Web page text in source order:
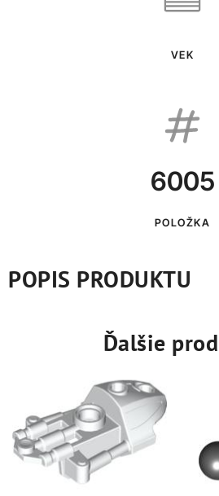
VEK
6005
POLOŽKA
POPIS PRODUKTU
Ďalšie